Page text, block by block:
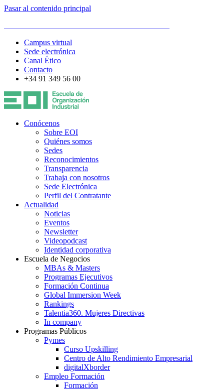
Pasar al contenido principal
Campus virtual
Sede electrónica
Canal Ético
Contacto
+34 91 349 56 00
Conócenos
Sobre EOI
Quiénes somos
Sedes
Reconocimientos
Transparencia
Trabaja con nosotros
Sede Electrónica
Perfil del Contratante
Actualidad
Noticias
Eventos
Newsletter
Videopodcast
Identidad corporativa
Escuela de Negocios
MBAs & Masters
Programas Ejecutivos
Formación Continua
Global Immersion Week
Rankings
Talentia360. Mujeres Directivas
In company
Programas Públicos
Pymes
Curso Upskilling
Centro de Alto Rendimiento Empresarial
digitalXborder
Empleo Formación
Formación